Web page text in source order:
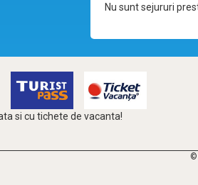
Nu sunt sejururi
si cu tichete de vacanta!
©